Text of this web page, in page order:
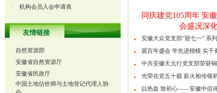
·
机构会员入会申请表
友情链接
同庆建党105周年 安
会盛况深
安徽大众党支部“迎七一” 系
观百年盛会 学先进楷模 实干
中共安徽天元行党支部荣获
光荣在党五十载 薪火相传颂
以热血 致初心——安徽中信